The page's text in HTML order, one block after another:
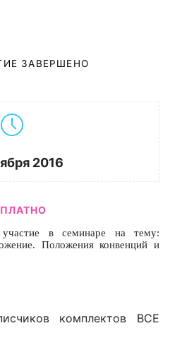
ЗАВЕРШЕНО
2016
в семинаре на тему:
Положения конвенций и
комплектов ВСЕ